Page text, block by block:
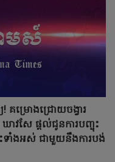
ម្រោងជ្រោយចង្វារ
វសែ ផ្តល់ជូនការបញ្ចុះ
ទាំងអស់ ជាមួយនឹងការបង់